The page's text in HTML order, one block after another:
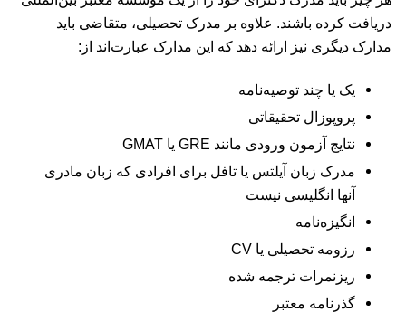
دریافت کرده باشند. علاوه بر مدرک تحصیلی، متقاضی باید
مدارک دیگری نیز ارائه دهد که این مدارک عبارت‌اند از:
یک یا چند توصیه‌نامه
پروپوزال تحقیقاتی
نتایج آزمون ورودی مانند GRE یا GMAT
مدرک زبان آیلتس یا تافل برای افرادی که زبان مادری
آنها انگلیسی نیست
انگیزه‌نامه
رزومه تحصیلی یا CV
ریزنمرات ترجمه شده
گذرنامه معتبر